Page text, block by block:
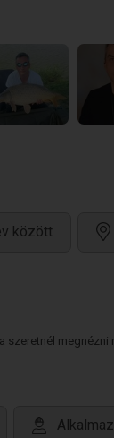
között
szeretnél